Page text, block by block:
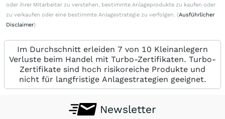
oder ihrer Mitarbeiter zu verstehen, bestimmte Anlageprodukte zu kaufen oder
zu verkaufen oder eine bestimmte Anlagestrategie zu verfolgen. (Ausführlicher
Disclaimer)
Im Durchschnitt erleiden 7 von 10 Kleinanlegern
Verluste beim Handel mit Turbo-Zertifikaten. Turbo-
Zertifikate sind hoch risikoreiche Produkte und
nicht für langfristige Anlagestrategien geeignet.
Newsletter